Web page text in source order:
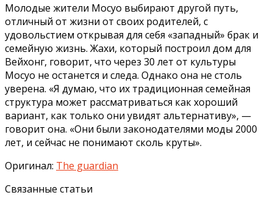
Молодые жители Мосуо выбирают другой путь,
отличный от жизни от своих родителей, с
удовольстием открывая для себя «западный» брак и
семейную жизнь. Жахи, который построил дом для
Вейхонг, говорит, что через 30 лет от культуры
Мосуо не останется и следа. Однако она не столь
уверена. «Я думаю, что их традиционная семейная
структура может рассматриваться как хороший
вариант, как только они увидят альтернативу», —
говорит она. «Они были законодателями моды 2000
лет, и сейчас не понимают сколь круты».
Оригинал: The guardian
Связанные статьи